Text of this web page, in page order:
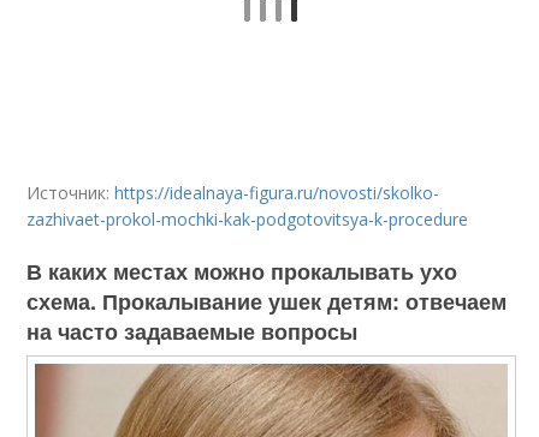
Источник:https://idealnaya-figura.ru/novosti/skolko-
zazhivaet-prokol-mochki-kak-podgotovitsya-k-procedure
В каких местах можно прокалывать ухо
схема. Прокалывание ушек детям: отвечаем
на часто задаваемые вопросы